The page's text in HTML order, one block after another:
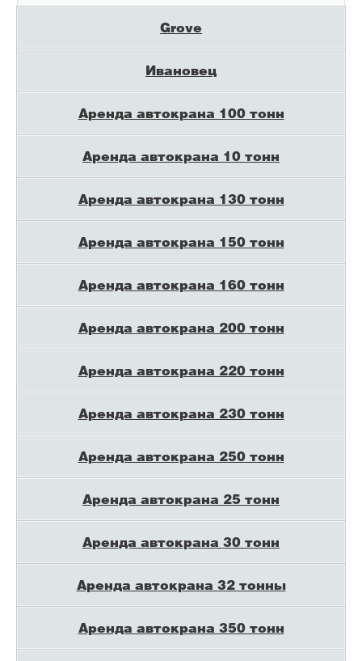
Grove
Ивановец
Аренда автокрана 100 тонн
Аренда автокрана 10 тонн
Аренда автокрана 130 тонн
Аренда автокрана 150 тонн
Аренда автокрана 160 тонн
Аренда автокрана 200 тонн
Аренда автокрана 220 тонн
Аренда автокрана 230 тонн
Аренда автокрана 250 тонн
Аренда автокрана 25 тонн
Аренда автокрана 30 тонн
Аренда автокрана 32 тонны
Аренда автокрана 350 тонн